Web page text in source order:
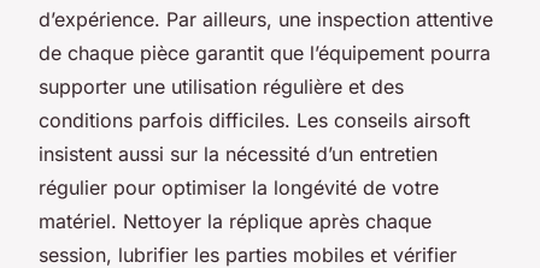
d’expérience. Par ailleurs, une inspection attentive
de chaque pièce garantit que l’équipement pourra
supporter une utilisation régulière et des
conditions parfois difficiles. Les conseils airsoft
insistent aussi sur la nécessité d’un entretien
régulier pour optimiser la longévité de votre
matériel. Nettoyer la réplique après chaque
session, lubrifier les parties mobiles et vérifier